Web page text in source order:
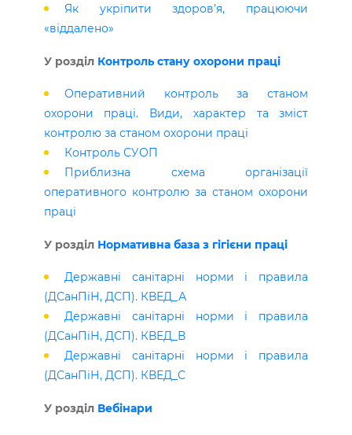
Як укріпити здоров’я, працюючи
«віддалено»
У розділ Контроль стану охорони праці
Оперативний контроль за станом
охорони праці. Види, характер та зміст
контролю за станом охорони праці
Контроль СУОП
Приблизна схема організації
оперативного контролю за станом охорони
праці
У розділ Нормативна база з гігієни праці
Державні санітарні норми і правила
(ДСанПіН, ДСП). КВЕД_А
Державні санітарні норми і правила
(ДСанПіН, ДСП). КВЕД_В
Державні санітарні норми і правила
(ДСанПіН, ДСП). КВЕД_С
У розділ Вебінари